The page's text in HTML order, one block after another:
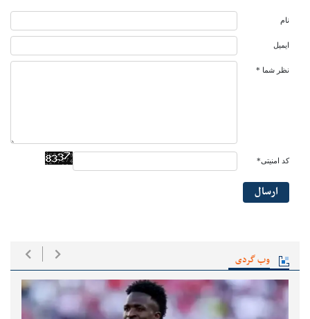
وب گردی
نام
ایمیل
نظر شما *
کد امنیتی*
ارسال